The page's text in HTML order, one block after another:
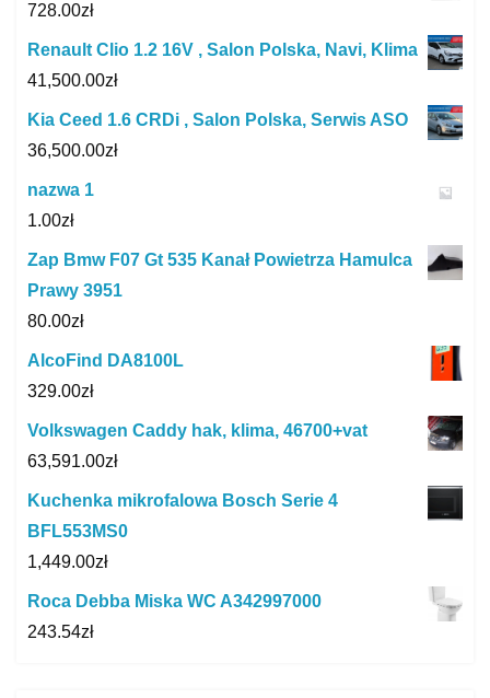
728.00zł
Renault Clio 1.2 16V , Salon Polska, Navi, Klima
41,500.00zł
Kia Ceed 1.6 CRDi , Salon Polska, Serwis ASO
36,500.00zł
nazwa 1
1.00zł
Zap Bmw F07 Gt 535 Kanał Powietrza Hamulca
Prawy 3951
80.00zł
AlcoFind DA8100L
329.00zł
Volkswagen Caddy hak, klima, 46700+vat
63,591.00zł
Kuchenka mikrofalowa Bosch Serie 4
BFL553MS0
1,449.00zł
Roca Debba Miska WC A342997000
243.54zł